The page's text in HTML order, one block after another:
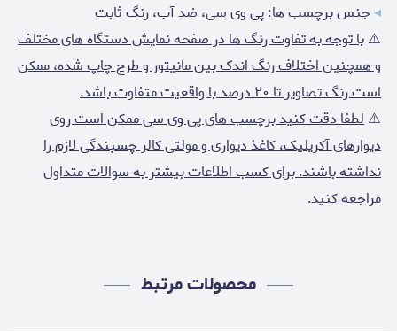
◂جنس برچسب ها: پی وی سی، ضد آب، رنگ ثابت
⚠️با توجه به تفاوت رنگ ها در صفحه نمایش دستگاه های مختلف
و همچنین اختلاف رنگ اندک بین مانیتور و طرح چاپ شده، ممکن
است رنگ تصاویر تا ۲۰ درصد با واقعیت متفاوت باشد.
⚠️لطفا دقت کنید برچسب های پی وی سی ممکن است روی
دیوارهای آکریلیک، کاغذ دیواری و مولتی کالر چسبندگی لازم را
نداشته باشند. برای کسب اطلاعات بیشتر به سوالات متداول
مراجعه کنید.
محصولات مرتبط